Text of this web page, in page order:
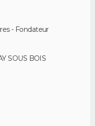
- Fondateur
SOUS BOIS